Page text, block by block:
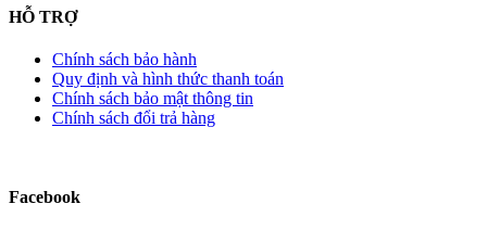
HỖ TRỢ
Chính sách bảo hành
Quy định và hình thức thanh toán
Chính sách bảo mật thông tin
Chính sách đổi trả hàng
Facebook